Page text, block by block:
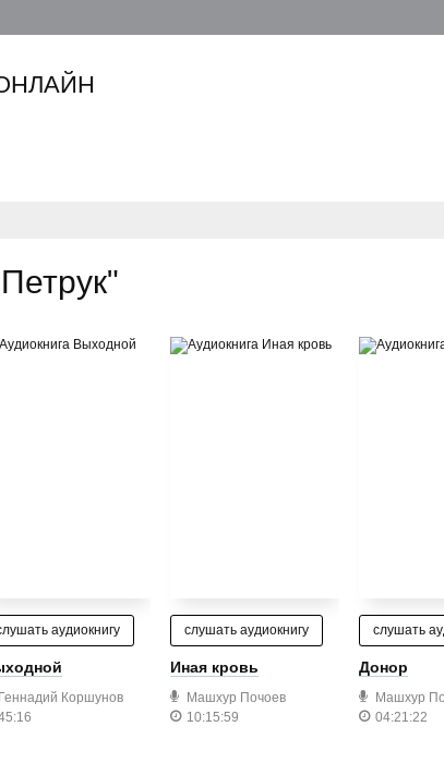
аудиокнигу
Геннадий Коршунов
слушать аудиокнигу
Иная кровь
Машхур Почоев
10:15:59
слушать
Донор
Машхур
04:21:22